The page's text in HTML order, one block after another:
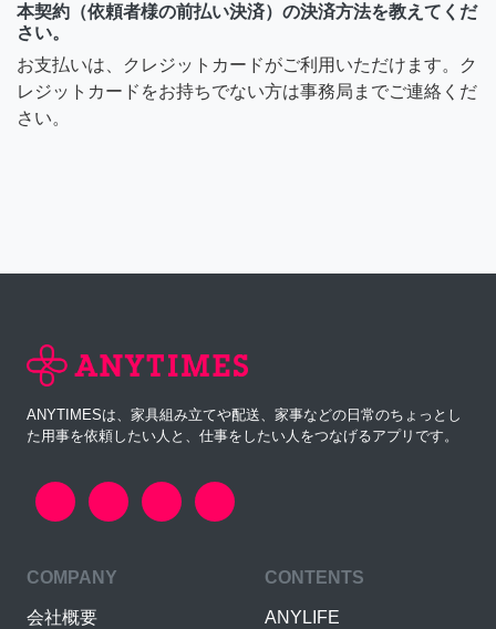
本契約（依頼者様の前払い決済）の決済方法を教えてくだ
さい。
お支払いは、クレジットカードがご利用いただけます。ク
レジットカードをお持ちでない方は事務局までご連絡くだ
さい。
ANYTIMESは、家具組み立てや配送、家事などの日常のちょっとし
た用事を依頼したい人と、仕事をしたい人をつなげるアプリです。
COMPANY
会社概要
CONTENTS
ANYLIFE